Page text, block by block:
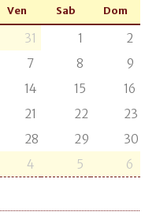
Ven Sab Dom
31 1
2
7 8
9
14 15
16
21 22
23
28 29
30
4 5 6